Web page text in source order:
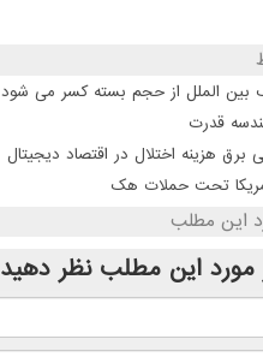
بین الملل از حجم بسته کسر می شود
قدرت
برق هزینه اختلال در اقتصاد دیجیتال
تحت حملات هک
این مطلب
مورد این مطلب نظر دهید